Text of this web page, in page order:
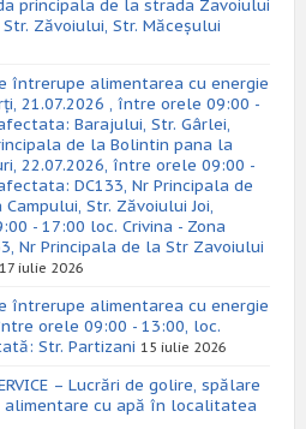
principala de la strada Zavoiului
Zăvoiului, Str. Măceșului
întrerupe alimentarea cu energie
21.07.2026 , între orele 09:00 -
Barajului, Str. Gârlei,
de la Bolintin pana la
22.07.2026, între orele 09:00 -
DC133, Nr Principala de
Str. Zăvoiului Joi,
- 17:00 loc. Crivina - Zona
Nr Principala de la Str Zavoiului
17 iulie 2026
întrerupe alimentarea cu energie
orele 09:00 - 13:00, loc.
Str. Partizani 15 iulie 2026
– Lucrări de golire, spălare
cu apă în localitatea